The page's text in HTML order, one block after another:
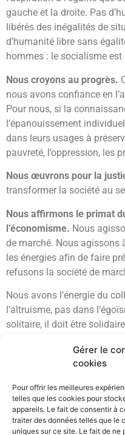
Gérer le
cookies
Pour offrir les meilleures
telles que les cookies pour
appareils. Le fait de consentir à
traiter des données telles que le
uniques sur ce site. Le fait de ne
gauche et la droite. Pas
libérés des inégalités de
d’humanité libre sans
hommes : le socialisme
Nous croyons au progrès.
nous avons confiance en
Pour nous, si la
l’épanouissement
dans leurs usages à
pauvreté, l’oppression, les
Nous œuvrons pour la
transformer la société au
Nous affirmons le primat
l’économisme. Nous
de marché. Nous agissons
les énergies afin de faire
refusons la société de
Nous avons l’énergie du
l’altruisme, pas dans
solitaire, il doit être